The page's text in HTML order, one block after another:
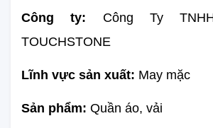
Công ty: Công Ty
TOUCHSTONE
Lĩnh vực sản xuất: May mặc
Sản phẩm: Quần áo, vải